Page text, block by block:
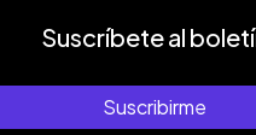
Suscríbete al
Suscribirme